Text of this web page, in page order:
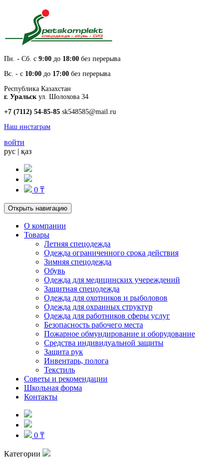
Пн. - Cб. с 9:00 до 18:00 без перерыва
Вс. - с 10:00 до 17:00 без перерыва
Республика Казахстан
г. Уральск ул. Шолохова 34
+7 (7112) 54-85-85 sk548585@mail.ru
Наш инстаграм
войти
рус | қаз
0 ₸
Открыть навигацию
О компании
Товары
Летняя спецодежда
Одежда ограниченного срока действия
Зимняя спецодежда
Обувь
Одежда для медицинских учереждений
Защитная спецодежда
Одежда для охотников и рыболовов
Одежда для охранных структур
Одежда для работников сферы услуг
Безопасность рабочего места
Пожарное обмундирование и оборудование
Средства индивидуальной защиты
Защита рук
Инвентарь, полога
Текстиль
Советы и рекомендации
Школьная форма
Контакты
0 ₸
Категории